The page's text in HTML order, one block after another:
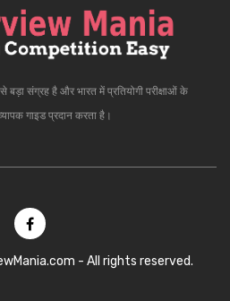
बड़ा संग्रह है और भारत में प्रतियोगी परीक्षाओं के
गाइड प्रदान करता है।
- All rights reserved.